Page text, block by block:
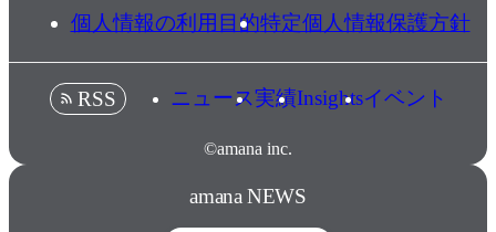
個人情報の利用目的特定個人情報保護方針
©amana inc.
RSS ニュース実績Insightsイベント
amana NEWS